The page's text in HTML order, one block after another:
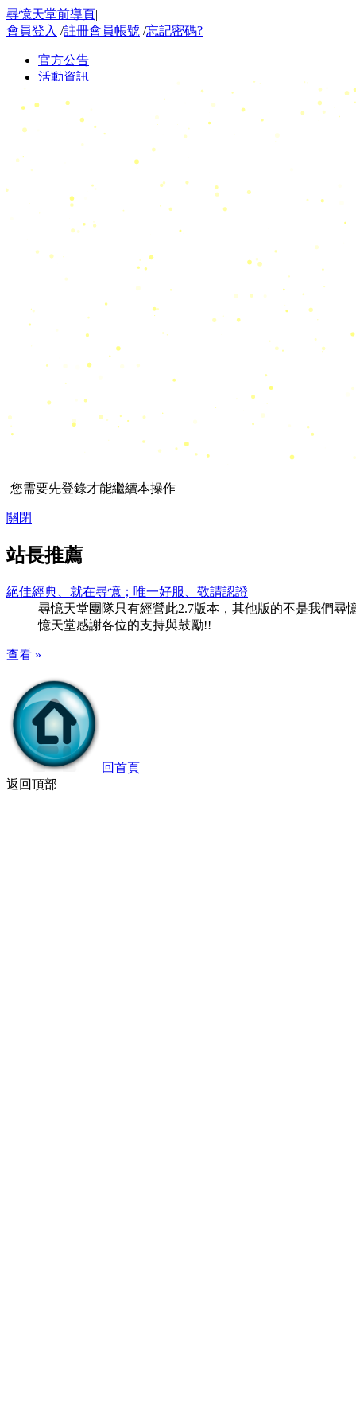
尋憶天堂前導頁|
會員登入 /註冊會員帳號 /忘記密碼?
您需要先登錄才能繼續本操作
關閉
站長推薦
絕佳經典、就在尋憶；唯一好服、敬請認證
尋憶天堂團隊只有經營此2.7版本，其他版的不是我們尋
憶天堂感謝各位的支持與鼓勵!!
查看 »
回首頁
返回頂部